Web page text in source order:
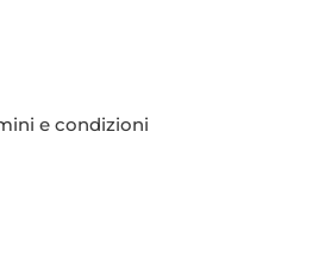
e condizioni